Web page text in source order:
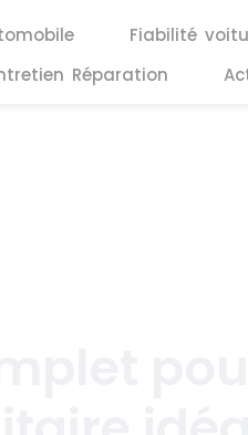
Fiabilité
Réparation